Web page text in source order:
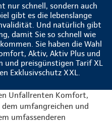
nur schnell, sondern auch
gibt es die lebenslange
Und natürlich gibt
damit Sie so schnell wie
Sie haben die Wahl
Aktiv, Aktiv Plus und
preisgünstigen Tarif XL
Exklusivschutz XXL.
Unfallrenten Komfort,
umfangreichen und
umfassenderen